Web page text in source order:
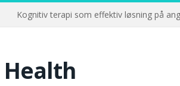
Kognitiv terapi som effektiv løsning på